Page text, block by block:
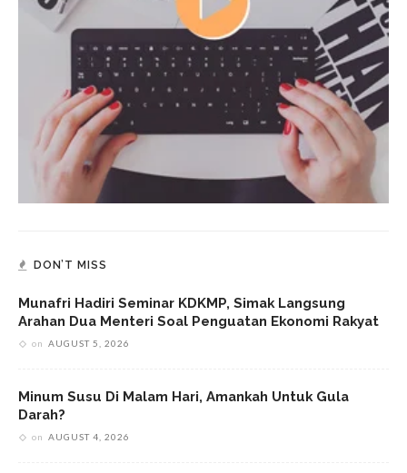
DON’T MISS
Munafri Hadiri Seminar KDKMP, Simak Langsung
Arahan Dua Menteri Soal Penguatan Ekonomi Rakyat
on AUGUST 5, 2026
Minum Susu Di Malam Hari, Amankah Untuk Gula
Darah?
on AUGUST 4, 2026